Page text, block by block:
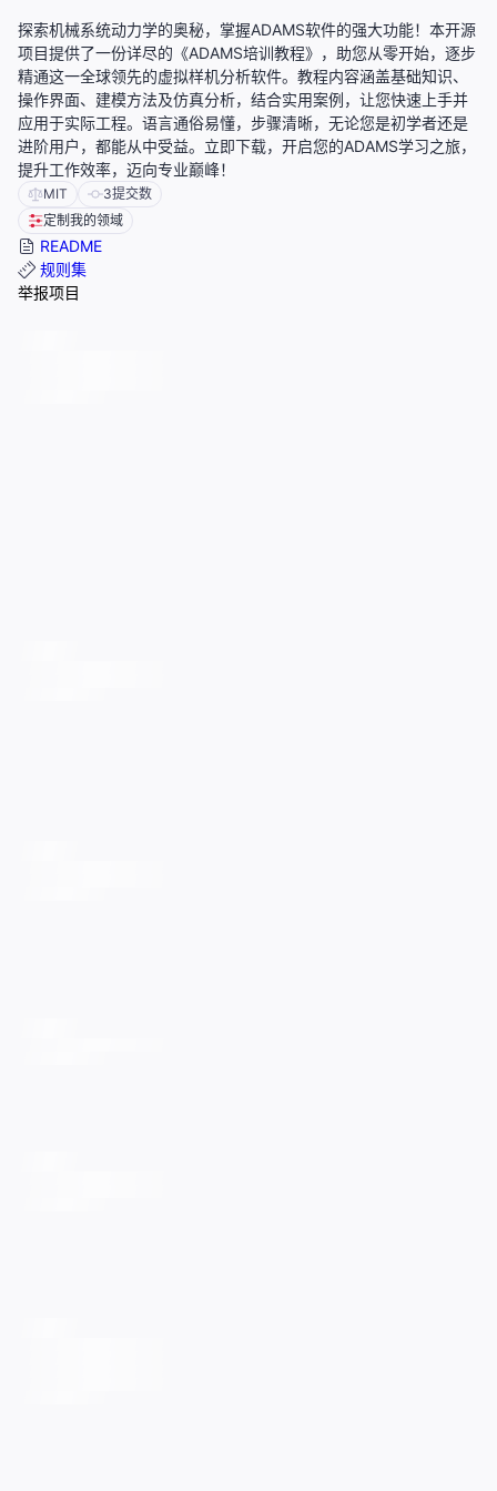
探索机械系统动力学的奥秘，掌握ADAMS软件的强大功能！本开源
项目提供了一份详尽的《ADAMS培训教程》，助您从零开始，逐步
精通这一全球领先的虚拟样机分析软件。教程内容涵盖基础知识、
操作界面、建模方法及仿真分析，结合实用案例，让您快速上手并
应用于实际工程。语言通俗易懂，步骤清晰，无论您是初学者还是
进阶用户，都能从中受益。立即下载，开启您的ADAMS学习之旅，
提升工作效率，迈向专业巅峰！
MIT 3提交数
定制我的领域
README
规则集
举报项目